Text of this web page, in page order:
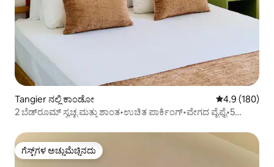
Tangier ನಲ್ಲಿ ಕಾಂಡೋ 5 ರಲ್ಲಿ 4.9
4.9 (180)
2 ಬೆಡ್‌ರೂಮ್ ಸ್ವಚ್ಛ ಮತ್ತು ಶಾಂತ•ಉಚಿತ ಪಾರ್ಕಿಂಗ್•ವೇಗದ ವೈಫೈ•5
ಗೆಸ್ಟ್‌ಗಳ ಅಚ್ಚುಮೆಚ್ಚಿನದು
ಗೆಸ್ಟ್‌ಗಳ ಅಚ್ಚುಮೆಚ್ಚಿನದು